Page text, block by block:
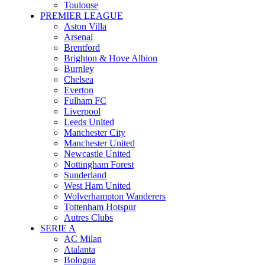
Toulouse
PREMIER LEAGUE
Aston Villa
Arsenal
Brentford
Brighton & Hove Albion
Burnley
Chelsea
Everton
Fulham FC
Liverpool
Leeds United
Manchester City
Manchester United
Newcastle United
Nottingham Forest
Sunderland
West Ham United
Wolverhampton Wanderers
Tottenham Hotspur
Autres Clubs
SERIE A
AC Milan
Atalanta
Bologna